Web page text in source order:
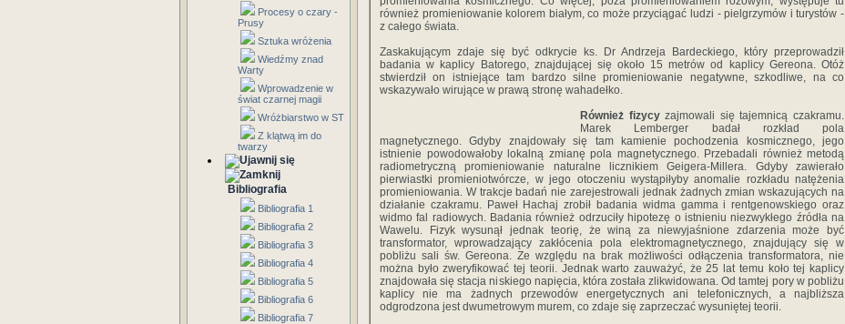
Procesy o czary -
Prusy
Sztuka wróżenia
Wiedźmy znad
Warty
Wprowadzenie w
świat czarnej magii
Wróżbiarstwo w ST
Z klątwą im do
twarzy
Bibliografia
Bibliografia 1
Bibliografia 2
Bibliografia 3
Bibliografia 4
Bibliografia 5
Bibliografia 6
Bibliografia 7
również promieniowanie kolorem białym, co może przyciągać ludzi - pielgrzymów i turystów -
z całego świata.
Zaskakującym zdaje się być odkrycie ks. Dr Andrzeja Bardeckiego, który przeprowadził
badania w kaplicy Batorego, znajdującej się około 15 metrów od kaplicy Gereona. Otóż
stwierdził on istniejące tam bardzo silne promieniowanie negatywne, szkodliwe, na co
wskazywało wirujące w prawą stronę wahadełko.
Również fizycyzajmowali się tajemnicą czakramu.
Marek Lemberger badał rozkład pola
magnetycznego. Gdyby znajdowały się tam kamienie pochodzenia kosmicznego, jego
istnienie powodowałoby lokalną zmianę pola magnetycznego. Przebadali również metodą
radiometryczną promieniowanie naturalne licznikiem Geigera-Millera. Gdyby zawierało
pierwiastki promieniotwórcze, w jego otoczeniu wystąpiłyby anomalie rozkładu natężenia
promieniowania. W trakcje badań nie zarejestrowali jednak żadnych zmian wskazujących na
działanie czakramu. Paweł Hachaj zrobił badania widma gamma i rentgenowskiego oraz
widmo fal radiowych. Badania również odrzuciły hipotezę o istnieniu niezwykłego źródła na
Wawelu. Fizyk wysunął jednak teorię, że winą za niewyjaśnione zdarzenia może być
transformator, wprowadzający zakłócenia pola elektromagnetycznego, znajdujący się w
pobliżu sali św. Gereona. Ze względu na brak możliwości odłączenia transformatora, nie
można było zweryfikować tej teorii. Jednak warto zauważyć, że 25 lat temu koło tej kaplicy
znajdowała się stacja niskiego napięcia, która została zlikwidowana. Od tamtej pory w pobliżu
kaplicy nie ma żadnych przewodów energetycznych ani telefonicznych, a najbliższa
odgrodzona jest dwumetrowym murem, co zdaje się zaprzeczać wysuniętej teorii.